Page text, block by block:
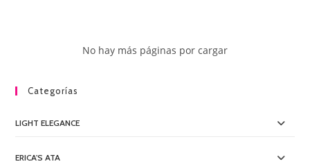
No hay más páginas por cargar
Categorías
LIGHT ELEGANCE
ERICA'S ATA